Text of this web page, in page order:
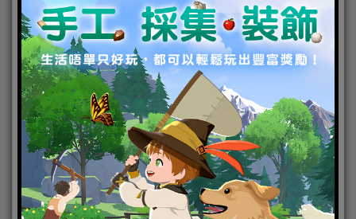
「黑晴明」攪完一輪爛GAG後，各式神開始表演陰陽
師招牌舞曲「極樂淨土」及神曲「千本櫻」